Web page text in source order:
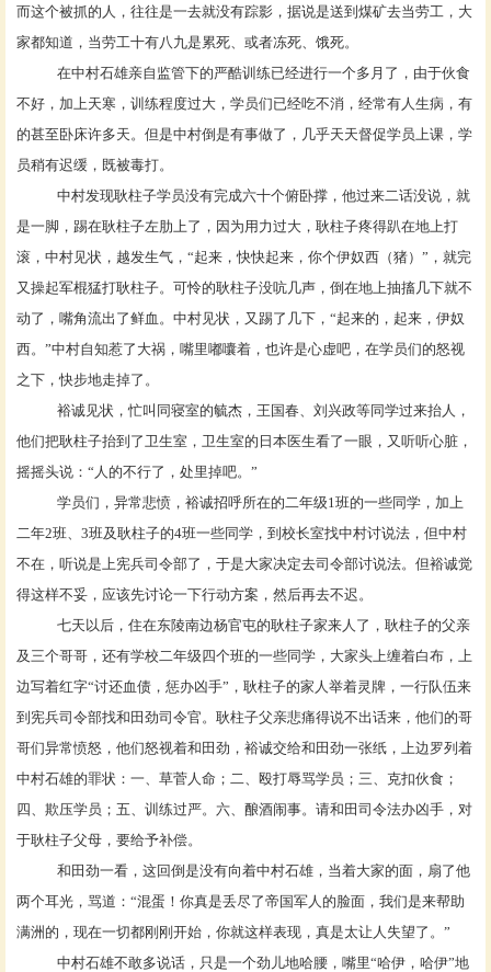
而这个被抓的人，往往是一去就没有踪影，据说是送到煤矿去当劳工，大
家都知道，当劳工十有八九是累死、或者冻死、饿死。
在中村石雄亲自监管下的严酷训练已经进行一个多月了，由于伙食
不好，加上天寒，训练程度过大，学员们已经吃不消，经常有人生病，有
的甚至卧床许多天。但是中村倒是有事做了，几乎天天督促学员上课，学
员稍有迟缓，既被毒打。
中村发现耿柱子学员没有完成六十个俯卧撑，他过来二话没说，就
是一脚，踢在耿柱子左肋上了，因为用力过大，耿柱子疼得趴在地上打
滚，中村见状，越发生气， “起来，快快起来，你个伊奴西（猪）”，就完
又操起军棍猛打耿柱子。可怜的耿柱子没吭几声，倒在地上抽搐几下就不
动了，嘴角流出了鲜血。中村见状，又踢了几下，“起来的，起来，伊奴
西。”中村自知惹了大祸，嘴里嘟囔着，也许是心虚吧，在学员们的怒视
之下，快步地走掉了。
裕诚见状，忙叫同寝室的毓杰，王国春、刘兴政等同学过来抬人，
他们把耿柱子抬到了卫生室，卫生室的日本医生看了一眼，又听听心脏，
摇摇头说： “人的不行了，处里掉吧。”
学员们，异常悲愤，裕诚招呼所在的二年级1班的一些同学，加上
二年2班、3班及耿柱子的4班一些同学，到校长室找中村讨说法，但中村
不在，听说是上宪兵司令部了，于是大家决定去司令部讨说法。但裕诚觉
得这样不妥，应该先讨论一下行动方案，然后再去不迟。
七天以后，住在东陵南边杨官屯的耿柱子家来人了，耿柱子的父亲
及三个哥哥，还有学校二年级四个班的一些同学，大家头上缠着白布，上
边写着红字“讨还血债，惩办凶手”，耿柱子的家人举着灵牌，一行队伍来
到宪兵司令部找和田劲司令官。耿柱子父亲悲痛得说不出话来，他们的哥
哥们异常愤怒，他们怒视着和田劲，裕诚交给和田劲一张纸，上边罗列着
中村石雄的罪状：一、草菅人命；二、殴打辱骂学员；三、克扣伙食；
四、欺压学员；五、训练过严。六、酿酒闹事。请和田司令法办凶手，对
于耿柱子父母，要给予补偿。
和田劲一看，这回倒是没有向着中村石雄，当着大家的面，扇了他
两个耳光，骂道： “混蛋！你真是丢尽了帝国军人的脸面，我们是来帮助
满洲的，现在一切都刚刚开始，你就这样表现，真是太让人失望了。”
中村石雄不敢多说话，只是一个劲儿地哈腰，嘴里“哈伊，哈伊”地